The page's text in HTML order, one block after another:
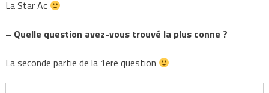
La Star Ac
– Quelle question avez-vous trouvé la plus conne ?
La seconde partie de la 1ere question